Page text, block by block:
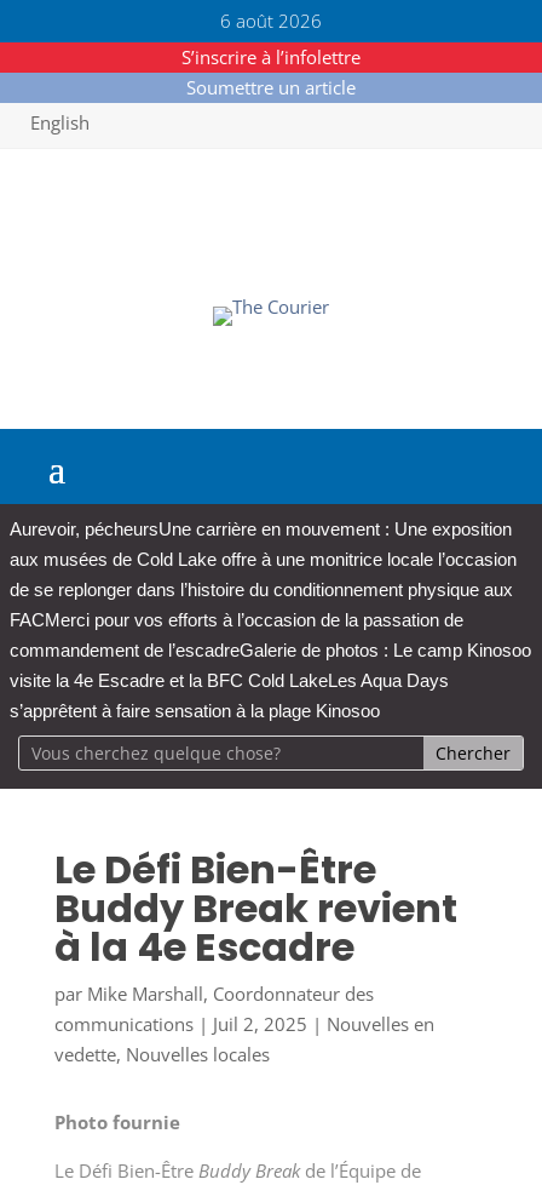
6 août 2026
S’inscrire à l’infolettre
Soumettre un article
English
Aurevoir, pécheursUne carrière en mouvement : Une exposition
aux musées de Cold Lake offre à une monitrice locale l’occasion
de se replonger dans l’histoire du conditionnement physique aux
FACMerci pour vos efforts à l’occasion de la passation de
commandement de l’escadreGalerie de photos : Le camp Kinosoo
visite la 4e Escadre et la BFC Cold LakeLes Aqua Days
s’apprêtent à faire sensation à la plage Kinosoo
Le Défi Bien-Être
Buddy Break revient
à la 4e Escadre
par Mike Marshall, Coordonnateur des
communications| Juil 2, 2025 | Nouvelles en
vedette, Nouvelles locales
Photo fournie
Le Défi Bien-Être Buddy Breakde l’Équipe de